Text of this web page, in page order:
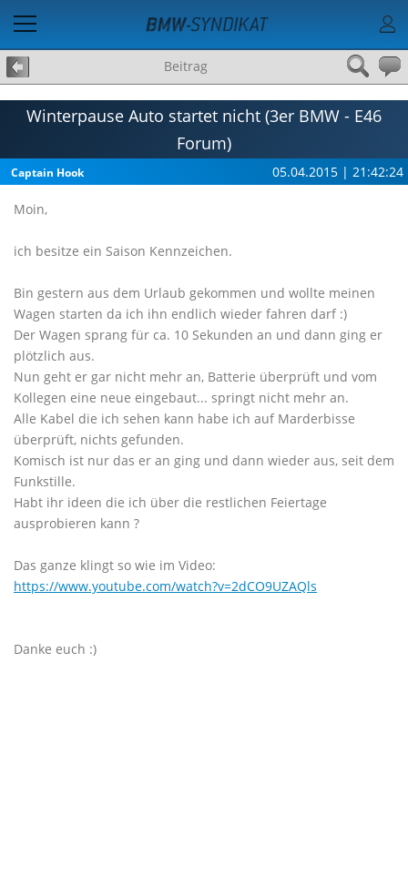
Beitrag
Winterpause Auto startet nicht (3er BMW - E46
Forum)
Captain Hook 05.04.2015 | 21:42:24
Moin,
ich besitze ein Saison Kennzeichen.
Bin gestern aus dem Urlaub gekommen und wollte meinen
Wagen starten da ich ihn endlich wieder fahren darf :)
Der Wagen sprang für ca. 10 Sekunden an und dann ging er
plötzlich aus.
Nun geht er gar nicht mehr an, Batterie überprüft und vom
Kollegen eine neue eingebaut... springt nicht mehr an.
Alle Kabel die ich sehen kann habe ich auf Marderbisse
überprüft, nichts gefunden.
Komisch ist nur das er an ging und dann wieder aus, seit dem
Funkstille.
Habt ihr ideen die ich über die restlichen Feiertage
ausprobieren kann ?
Das ganze klingt so wie im Video:
https://www.youtube.com/watch?v=2dCO9UZAQls
Danke euch :)